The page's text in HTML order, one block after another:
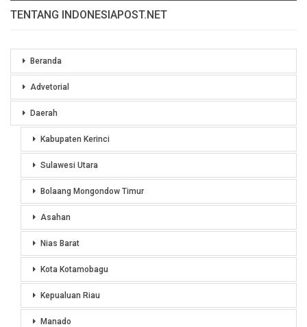
TENTANG INDONESIAPOST.NET
Beranda
Advetorial
Daerah
Kabupaten Kerinci
Sulawesi Utara
Bolaang Mongondow Timur
Asahan
Nias Barat
Kota Kotamobagu
Kepualuan Riau
Manado